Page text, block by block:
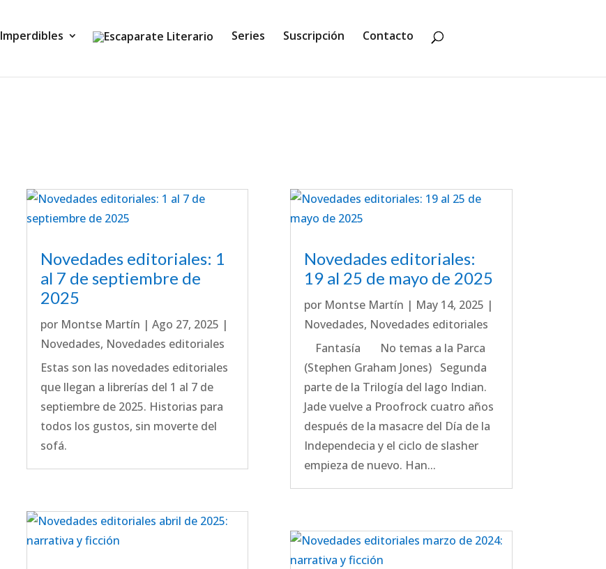
Imperdibles Series Suscripción Contacto
Novedades editoriales: 1
al 7 de septiembre de
2025
por Montse Martín | Ago 27, 2025 |
Novedades, Novedades editoriales
Estas son las novedades editoriales
que llegan a librerías del 1 al 7 de
septiembre de 2025. Historias para
todos los gustos, sin moverte del
sofá.
Novedades editoriales:
19 al 25 de mayo de 2025
por Montse Martín | May 14, 2025 |
Novedades, Novedades editoriales
Fantasía No temas a la Parca
(Stephen Graham Jones) Segunda
parte de la Trilogía del lago Indian.
Jade vuelve a Proofrock cuatro años
después de la masacre del Día de la
Independecia y el ciclo de slasher
empieza de nuevo. Han...